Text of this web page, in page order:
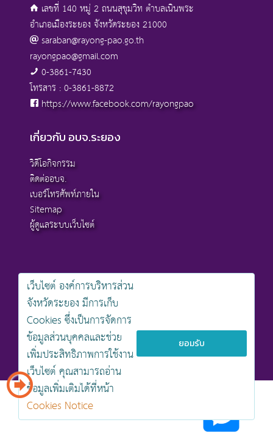
เลขที่ 140 หมู่ 2 ถนนสุขุมวิท ตำบลเนินพระ
อำเภอเมืองระยอง จังหวัดระยอง 21000
saraban@rayong-pao.go.th
rayongpao@gmail.com
0-3861-7430
โทรสาร : 0-3861-8872
https://www.facebook.com/rayongpao
เกี่ยวกับ อบจ.ระยอง
วิดีโอกิจกรรม
ติดต่ออบจ.
เบอร์โทรศัพท์ภายใน
Sitemap
ผู้ดูแลระบบเว็บไซต์
สงวนลิขสิทธิ์ © 2568 , องค์การบริหารส่วนจังหวัดระยอง
นโยบายการคุ้มครองข้อมูลส่วนบุคคล
นโยบายการรักษาความมั่นคงปลอดภัยเว็บไซต์
นโยบายเว็บไซต์ขององค์การบริหารส่วนจังหวัดระยอง
ออกแบบเว็บไซต์โดย khontamweb
เว็บไซต์ องค์การบริหารส่วน
จังหวัดระยอง มีการเก็บ
Cookies ซึ่งเป็นการจัดการ
ข้อมูลส่วนบุคคลและช่วย
เพิ่มประสิทธิภาพการใช้งาน
เว็บไซต์ คุณสามารถอ่าน
ข้อมูลเพิ่มเติมได้ที่หน้า
Cookies Notice
ยอมรับ